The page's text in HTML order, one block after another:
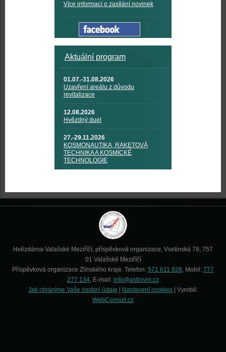
Více informací o zasílání novinek
Aktuální program
01.07.-31.08.2026
Uzavření areálu z důvodu
revitalizace
12.08.2026
Hvězdný duel
27.-29.11.2026
KOSMONAUTIKA, RAKETOVÁ
TECHNIKA A KOSMICKÉ
TECHNOLOGIE
Hvězdárna Valašské Meziříčí, příspěvková organizace, Vsetínská 78, 757
01 Valašské Meziříčí
Příspěvková organizace Zlínského kraje. Telefon: 571 611 928, Mobil: 777
277 134, E-mail: info@astrovm.cz
Jak chráníme Vaše osobní údaje
Nastavení cookies | Vyrobil:
WebConsult.cz